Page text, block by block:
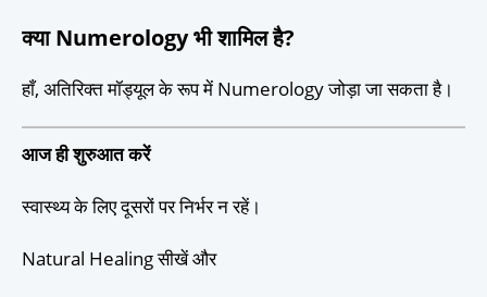
क्या Numerology भी शामिल है?
हाँ, अतिरिक्त मॉड्यूल के रूप में Numerology जोड़ा जा सकता है।
आज ही शुरुआत करें
स्वास्थ्य के लिए दूसरों पर निर्भर न रहें।
Natural Healing सीखें और